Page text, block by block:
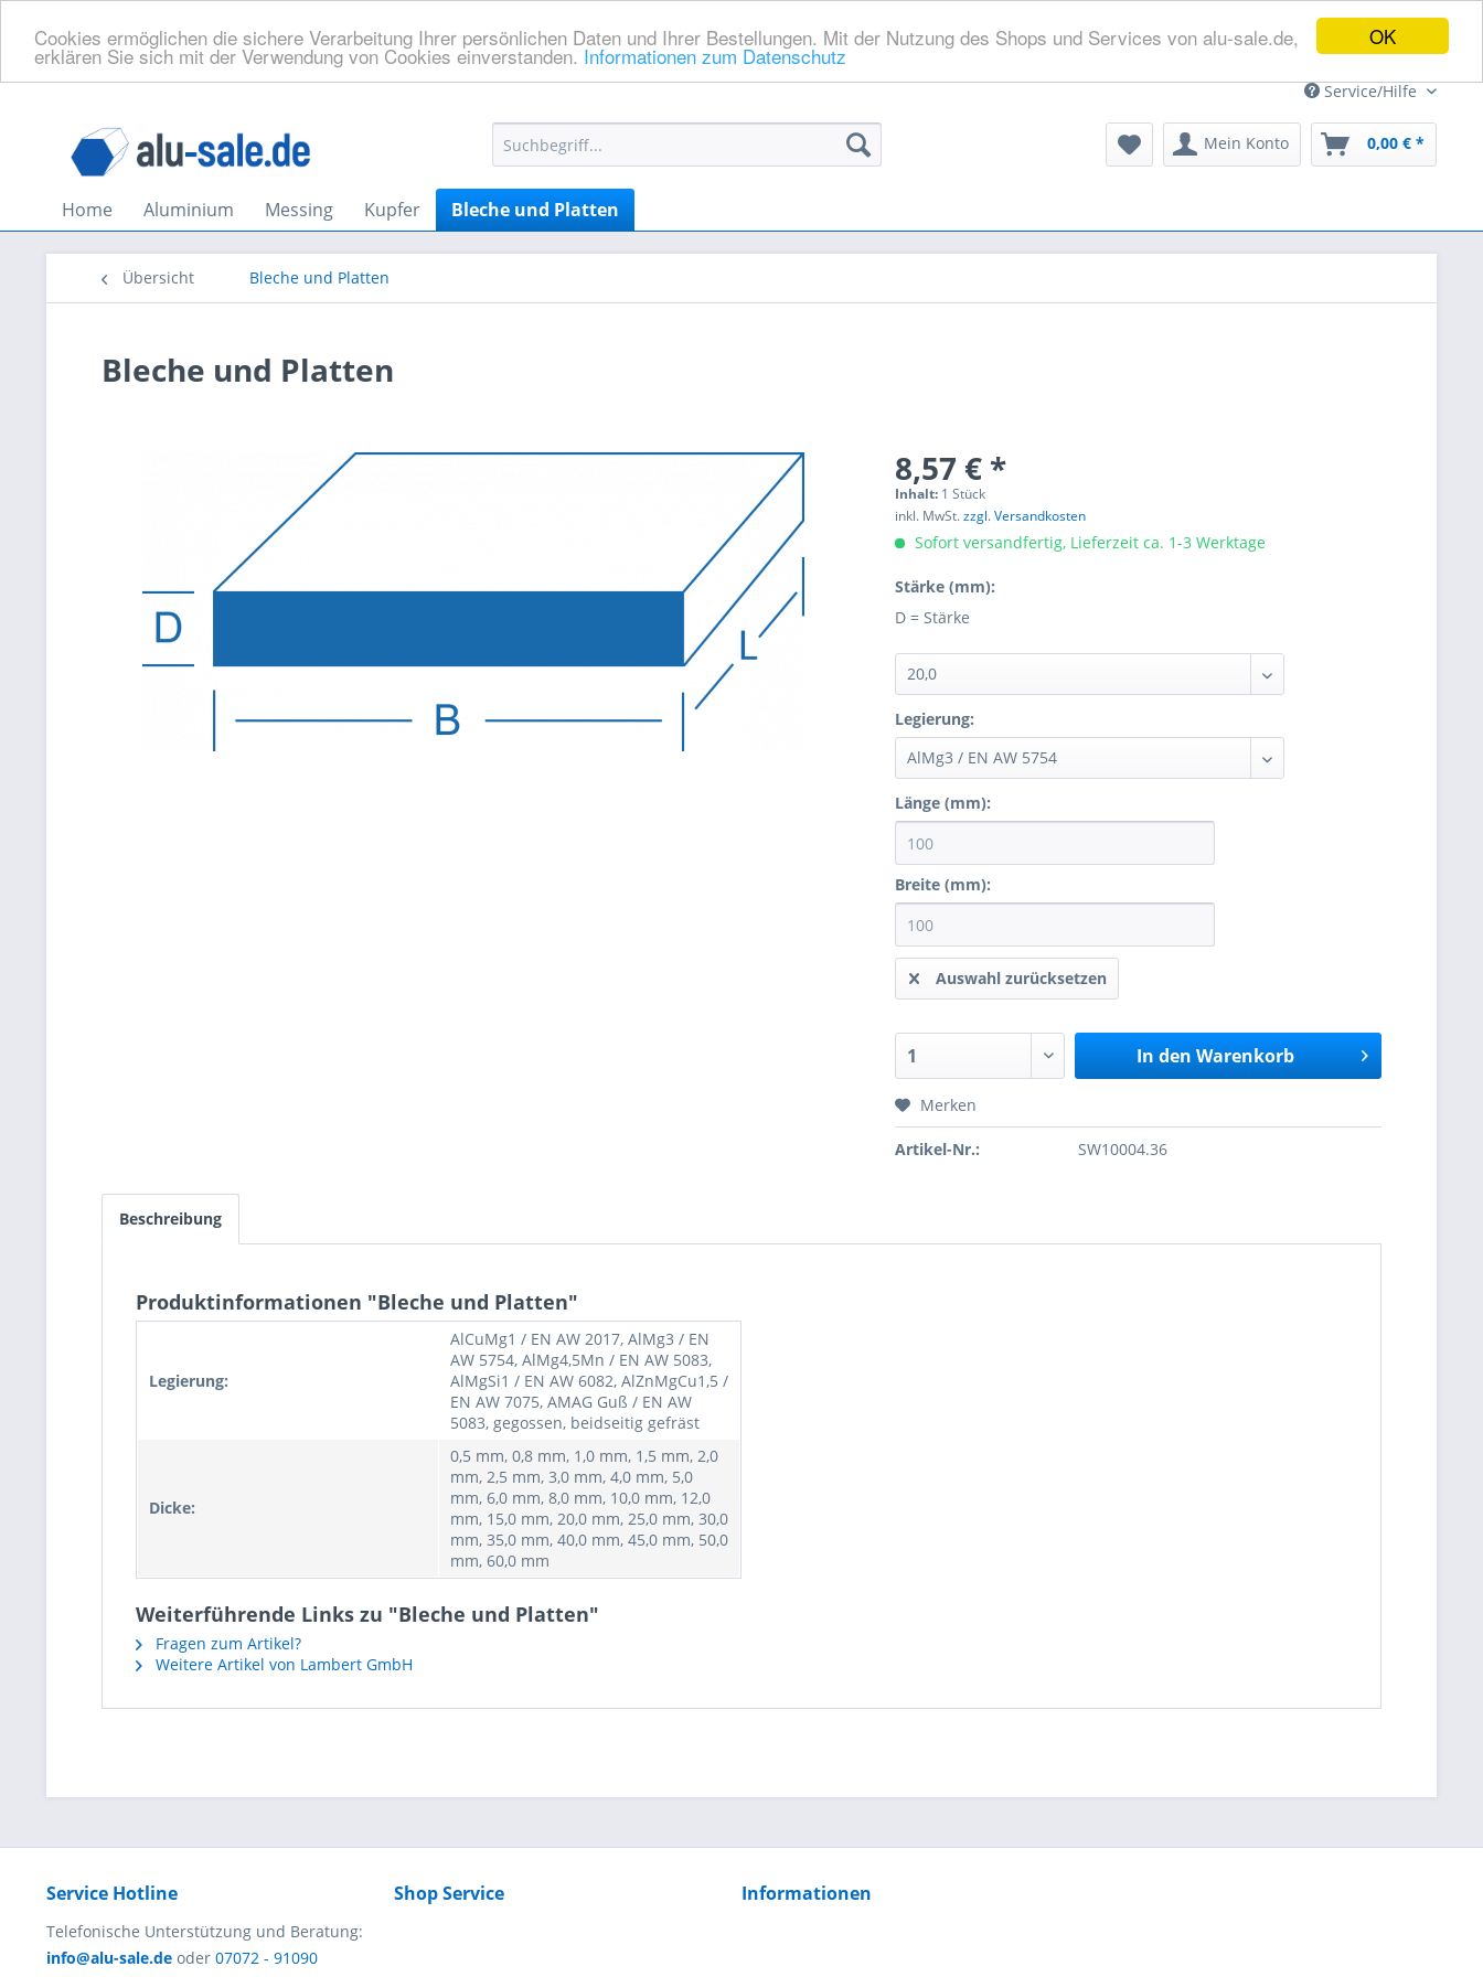
OK
Cookies ermöglichen die sichere Verarbeitung Ihrer persönlichen Daten und Ihrer Bestellungen. Mit der Nutzung des Shops und Services von alu-sale.de,
erklären Sie sich mit der Verwendung von Cookies einverstanden. Informationen zum Datenschutz
Service/Hilfe
Mein Konto 0,00 € *
Home Aluminium Messing Kupfer Bleche und Platten
Übersicht Bleche und Platten
Bleche und Platten
8,57 € *
Inhalt: 1 Stück
inkl. MwSt.zzgl. Versandkosten
Sofort versandfertig, Lieferzeit ca. 1-3 Werktage
Stärke (mm):
D = Stärke
Legierung:
Länge (mm):
Breite (mm):
Auswahl zurücksetzen
In den Warenkorb
Merken
Artikel-Nr.: SW10004.36
Beschreibung
Produktinformationen "Bleche und Platten"
Legierung:
AlCuMg1 / EN AW 2017, AlMg3 / EN
AW 5754, AlMg4,5Mn / EN AW 5083,
AlMgSi1 / EN AW 6082, AlZnMgCu1,5 /
EN AW 7075, AMAG Guß / EN AW
5083, gegossen, beidseitig gefräst
Dicke:
0,5 mm, 0,8 mm, 1,0 mm, 1,5 mm, 2,0
mm, 2,5 mm, 3,0 mm, 4,0 mm, 5,0
mm, 6,0 mm, 8,0 mm, 10,0 mm, 12,0
mm, 15,0 mm, 20,0 mm, 25,0 mm, 30,0
mm, 35,0 mm, 40,0 mm, 45,0 mm, 50,0
mm, 60,0 mm
Weiterführende Links zu "Bleche und Platten"
Fragen zum Artikel?
Weitere Artikel von Lambert GmbH
Service Hotline
Telefonische Unterstützung und Beratung:
info@alu-sale.de oder 07072 - 91090
Shop Service Informationen